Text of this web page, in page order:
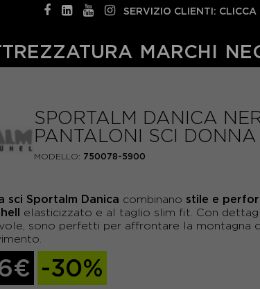
SERVIZIO CLIENTI: CLICCA
MARCHI
SPORTALM DANICA
PANTALONI SCI DONNA
MODELLO: 750078-5900
sci Sportalm Danica combinano stile e
elasticizzato e al taglio slim fit. Con
sono perfetti per affrontare la montagna
-30%